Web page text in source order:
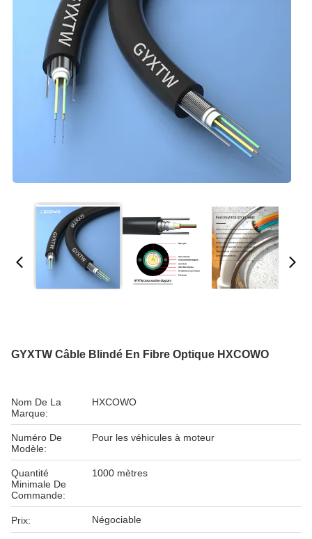
GYXTW Câble Blindé En Fibre Optique HXCOWO
Nom De La
Marque:
HXCOWO
Numéro De
Modèle:
Pour les véhicules à moteur
Quantité
Minimale De
Commande:
1000 mètres
Prix: Négociable